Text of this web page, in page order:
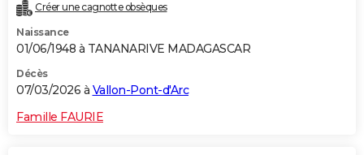
Créer une cagnotte obsèques
Naissance
01/06/1948 à TANANARIVE MADAGASCAR
Décès
07/03/2026 à Vallon-Pont-d'Arc
Famille FAURIE